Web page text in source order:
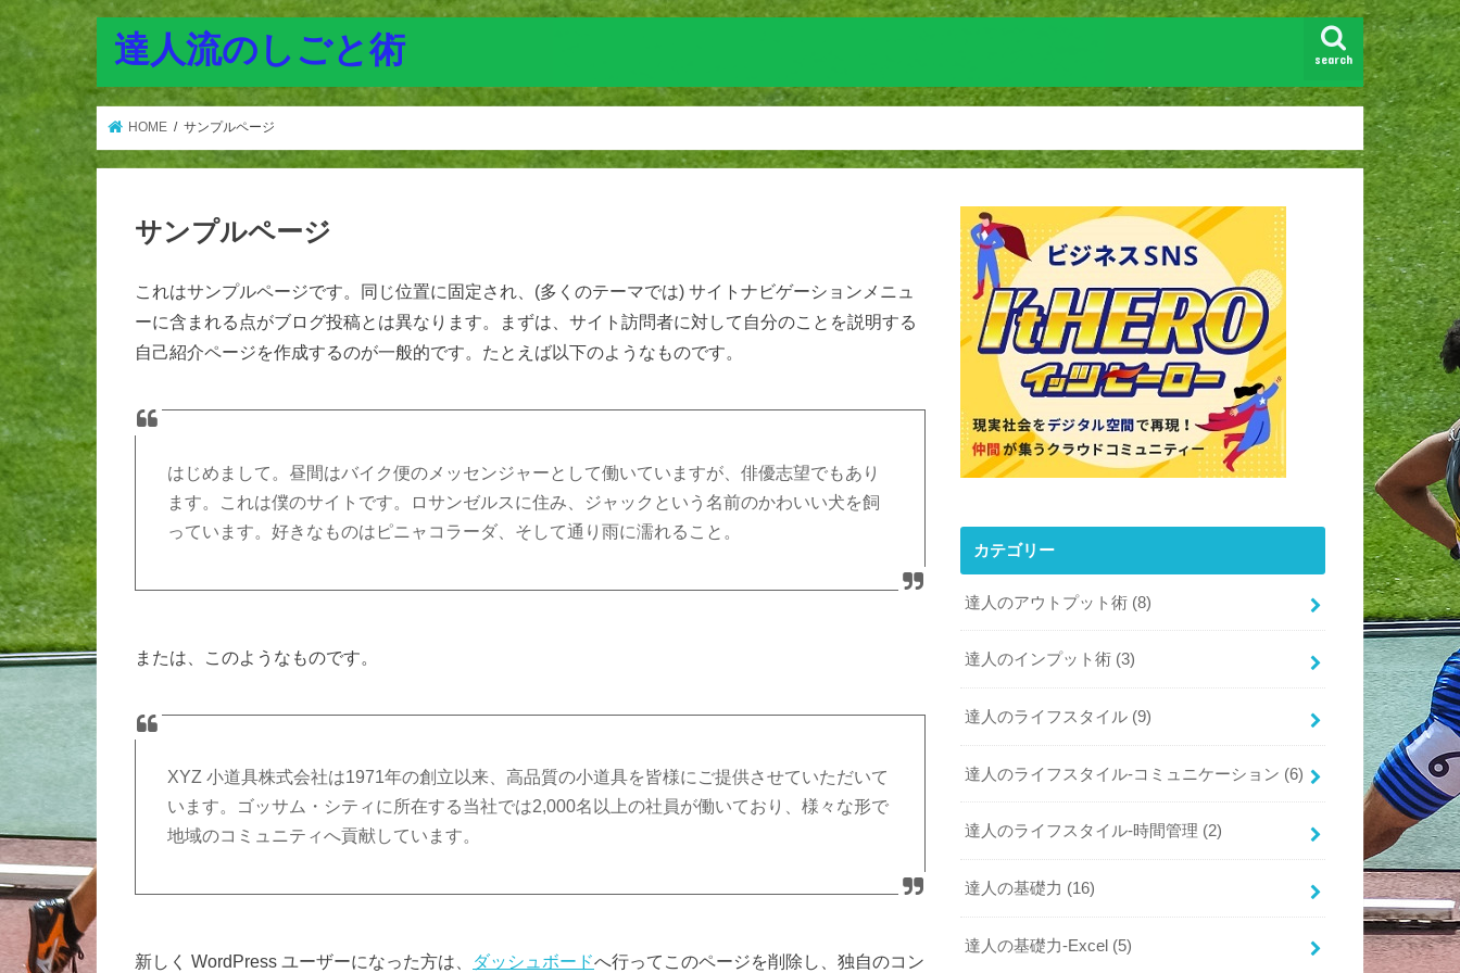
達人流のしごと術 search
HOME サンプルページ
サンプルページ
これはサンプルページです。同じ位置に固定され、(多くのテーマでは) サイトナビゲーションメニュ
ーに含まれる点がブログ投稿とは異なります。まずは、サイト訪問者に対して自分のことを説明する
自己紹介ページを作成するのが一般的です。たとえば以下のようなものです。
はじめまして。昼間はバイク便のメッセンジャーとして働いていますが、俳優志望でもあり
ます。これは僕のサイトです。ロサンゼルスに住み、ジャックという名前のかわいい犬を飼
っています。好きなものはピニャコラーダ、そして通り雨に濡れること。
または、このようなものです。
XYZ 小道具株式会社は1971年の創立以来、高品質の小道具を皆様にご提供させていただいて
います。ゴッサム・シティに所在する当社では2,000名以上の社員が働いており、様々な形で
地域のコミュニティへ貢献しています。
新しく WordPress ユーザーになった方は、 ダッシュボードへ行ってこのページを削除し、独自のコン
カテゴリー
達人のアウトプット術 (8)
達人のインプット術 (3)
達人のライフスタイル (9)
達人のライフスタイル-コミュニケーション (6)
達人のライフスタイル-時間管理 (2)
達人の基礎力 (16)
達人の基礎力-Excel (5)